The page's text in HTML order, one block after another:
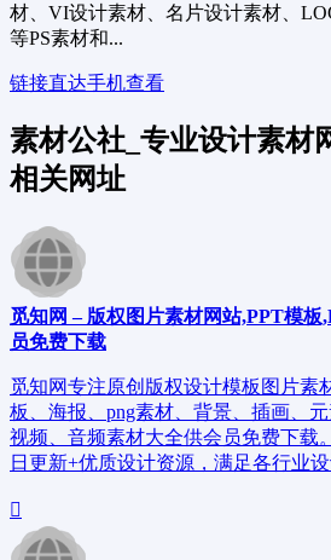
材、VI设计素材、名片设计素材、
等PS素材和...
链接直达手机查看
素材公社_专业设计素材
相关网址
觅知网 – 版权图片素材网站,PPT模
员免费下载
觅知网专注原创版权设计模板图片素
板、海报、png素材、背景、插画、元
视频、音频素材大全供会员免费下载
日更新+优质设计资源，满足各行业设